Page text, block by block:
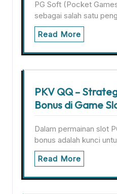
PG Soft (Pocket
sebagai salah satu
Read More
PKV QQ –
Bonus di Game
Dalam permainan slot
bonus adalah kunci
Read More